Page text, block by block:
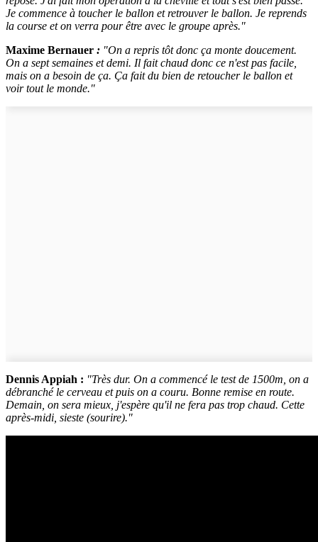
Je commence à toucher le ballon et retrouver le ballon. Je reprends
la course et on verra pour être avec le groupe après."
Maxime Bernauer : "On a repris tôt donc ça monte doucement.
On a sept semaines et demi. Il fait chaud donc ce n'est pas facile,
mais on a besoin de ça. Ça fait du bien de retoucher le ballon et
voir tout le monde."
Dennis Appiah : "Très dur. On a commencé le test de 1500m, on a
débranché le cerveau et puis on a couru. Bonne remise en route.
Demain, on sera mieux, j'espère qu'il ne fera pas trop chaud. Cette
après-midi, sieste (sourire)."